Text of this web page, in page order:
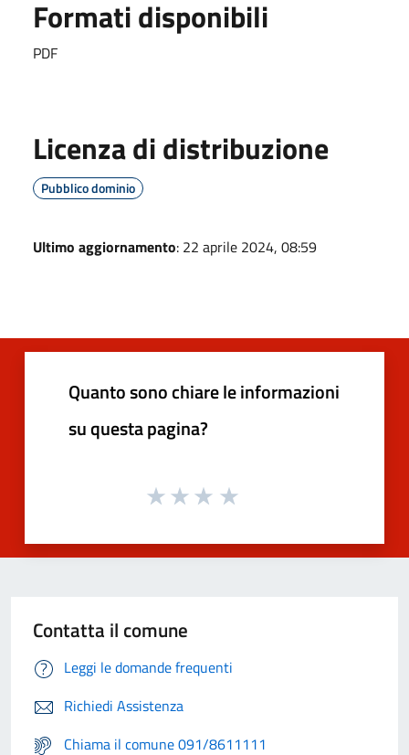
Formati disponibili
PDF
Licenza di distribuzione
Pubblico dominio
Ultimo aggiornamento: 22 aprile 2024, 08:59
Quanto sono chiare le informazioni
su questa pagina?
Contatta il comune
Leggi le domande frequenti
Richiedi Assistenza
Chiama il comune 091/8611111